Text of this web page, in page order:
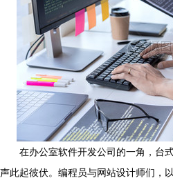
在办公室软件开发公司的一角，台
声此起彼伏。编程员与网站设计师们，